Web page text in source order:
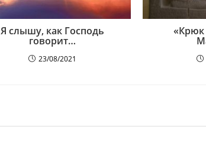
Я слышу, как Господь
говорит…
23/08/2021
«Крюк